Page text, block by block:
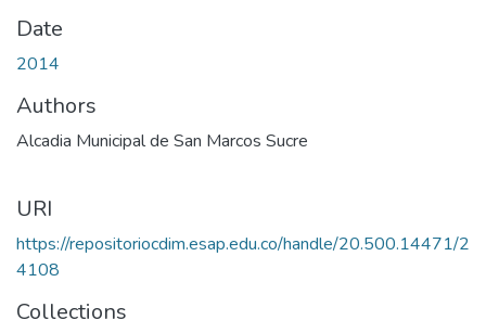
Date
2014
Authors
Alcadia Municipal de San Marcos Sucre
URI
https://repositoriocdim.esap.edu.co/handle/20.500.14471/2
4108
Collections